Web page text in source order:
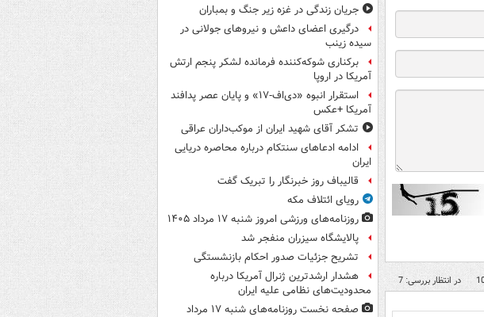
در انتظار بررسی: 7
جریان زندگی در غزه زیر جنگ و بمباران
درگیری اعضای داعش و نیروهای جولانی در
سیده زینب
برکناری شوکه‌کننده فرمانده لشکر پنجم ارتش
آمریکا در اروپا
استقرار انبوه «دی‌اف‑۱۷» و پایان عصر پدافند
آمریکا +عکس
تشکر آقای شهید ایران از موکب‌داران عراقی
ادامه ادعاهای سنتکام درباره محاصره دریایی
ایران
قالیباف روز خبرنگار را تبریک گفت
رویای ائتلاف مکه
روزنامه‌های ورزشی امروز ‌شنبه ۱۷ مرداد ۱۴۰۵
پالایشگاه سیزران منفجر شد
تشریح جزئیات صدور احکام بازنشستگی
هشدار ارشدترین ژنرال آمریکا درباره
محدودیت‌های نظامی علیه ایران
صفحه نخست روزنامه‌های شنبه ۱۷ مرداد